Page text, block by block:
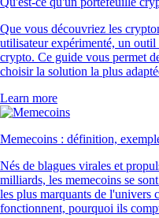
LTC$39.83+0.75%
RVN$0.003092
SUSHI $0.146472+3.57%